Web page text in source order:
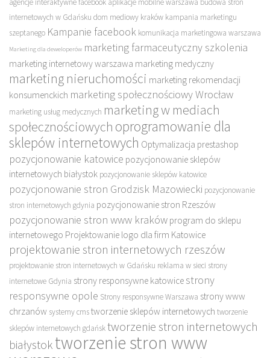
agencje interaktywne facebook aplikacje mobilne warszawa budowa stron
internetowych w Gdańsku dom mediowy kraków kampania marketingu
szeptanego Kampanie facebook komunikacja marketingowa warszawa
Marketing dla deweloperów marketing farmaceutyczny szkolenia
marketing internetowy warszawa marketing medyczny
marketing nieruchomości marketing rekomendacji
konsumenckich marketing społecznościowy Wrocław
marketing usług medycznych marketing w mediach
społecznościowych oprogramowanie dla
sklepów internetowych Optymalizacja prestashop
pozycjonowanie katowice pozycjonowanie sklepów
internetowych białystok pozycjonowanie sklepów katowice
pozycjonowanie stron Grodzisk Mazowiecki pozycjonowanie
stron internetowych gdynia pozycjonowanie stron Rzeszów
pozycjonowanie stron www kraków program do sklepu
internetowego Projektowanie logo dla firm Katowice
projektowanie stron internetowych rzeszów
projektowanie stron internetowych w Gdańsku reklama w sieci strony
internetowe Gdynia strony responsywne katowice strony
responsywne opole Strony responsywne Warszawa strony www
chrzanów systemy cmstworzenie sklepów internetowych tworzenie
sklepów internetowych gdańsktworzenie stron internetowych
białystok tworzenie stron www